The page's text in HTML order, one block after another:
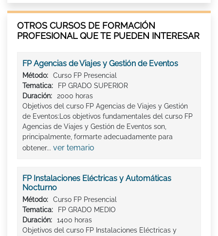
OTROS CURSOS DE FORMACIÓN
PROFESIONAL QUE TE PUEDEN INTERESAR
FP Agencias de Viajes y Gestión de Eventos
Método:
Curso FP Presencial
Tematica:
FP GRADO SUPERIOR
Duración:
2000 horas
Objetivos del curso FP Agencias de Viajes y Gestión
de Eventos:Los objetivos fundamentales del curso FP
Agencias de Viajes y Gestión de Eventos son,
principalmente, formarte adecuadamente para
obtener... ver temario
FP Instalaciones Eléctricas y Automáticas
Nocturno
Método:
Curso FP Presencial
Tematica:
FP GRADO MEDIO
Duración:
1400 horas
Objetivos del curso FP Instalaciones Eléctricas y